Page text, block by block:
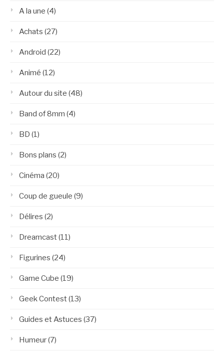
A la une (4)
Achats (27)
Android (22)
Animé (12)
Autour du site (48)
Band of 8mm (4)
BD (1)
Bons plans (2)
Cinéma (20)
Coup de gueule (9)
Délires (2)
Dreamcast(11)
Figurines (24)
Game Cube (19)
Geek Contest(13)
Guides et Astuces (37)
Humeur(7)